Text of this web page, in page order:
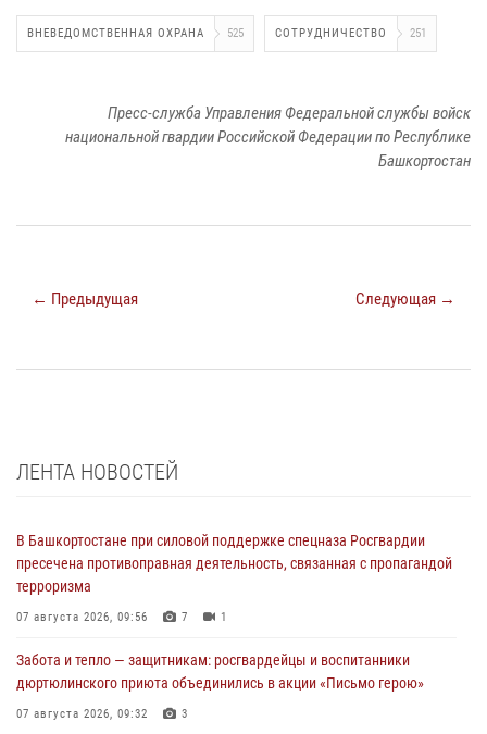
ВНЕВЕДОМСТВЕННАЯ ОХРАНА 525 СОТРУДНИЧЕСТВО 251
Пресс-служба Управления Федеральной службы войск
национальной гвардии Российской Федерации по Республике
Башкортостан
← Предыдущая Следующая →
ЛЕНТА НОВОСТЕЙ
В Башкортостане при силовой поддержке спецназа Росгвардии
пресечена противоправная деятельность, связанная с пропагандой
терроризма
07 августа 2026, 09:56 7 1
Забота и тепло — защитникам: росгвардейцы и воспитанники
дюртюлинского приюта объединились в акции «Письмо герою»
07 августа 2026, 09:32 3